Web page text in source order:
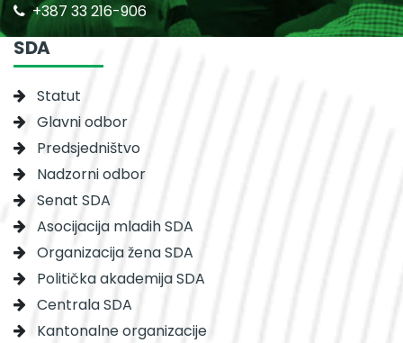
+387 33 216-906
SDA
Statut
Glavni odbor
Predsjedništvo
Nadzorni odbor
Senat SDA
Asocijacija mladih SDA
Organizacija žena SDA
Politička akademija SDA
Centrala SDA
Kantonalne organizacije